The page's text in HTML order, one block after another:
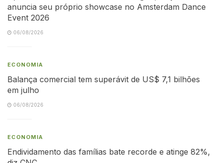
anuncia seu próprio showcase no Amsterdam Dance
Event 2026
06/08/2026
ECONOMIA
Balança comercial tem superávit de US$ 7,1 bilhões
em julho
06/08/2026
ECONOMIA
Endividamento das famílias bate recorde e atinge 82%,